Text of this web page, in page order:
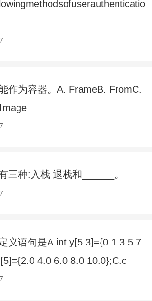
作为容器。A. FrameB. FromC.
三种:入栈 退栈和______。
义语句是A.int y[5.3]={0 1 3 5 7
4.0 6.0 8.0 10.0};C.c